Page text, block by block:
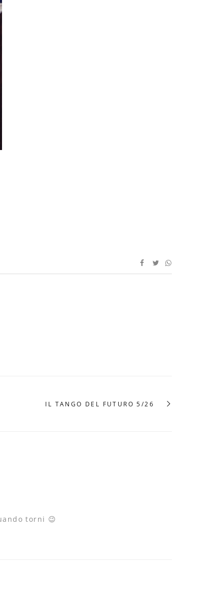
IL TANGO DEL FUTURO 5/26
torni 😉